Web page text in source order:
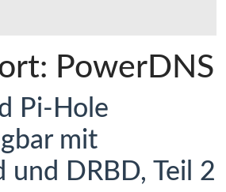
PowerDNS
Pi-Hole
mit
und DRBD, Teil 2